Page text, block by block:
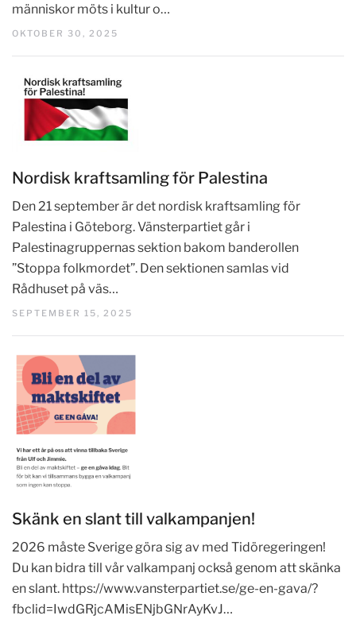
människor möts i kultur o…
OKTOBER 30, 2025
Nordisk kraftsamling för Palestina
Den 21 september är det nordisk kraftsamling för
Palestina i Göteborg. Vänsterpartiet går i
Palestinagruppernas sektion bakom banderollen
”Stoppa folkmordet”. Den sektionen samlas vid
Rådhuset på väs…
SEPTEMBER 15, 2025
Skänk en slant till valkampanjen!
2026 måste Sverige göra sig av med Tidöregeringen!
Du kan bidra till vår valkampanj också genom att skänka
en slant. https://www.vansterpartiet.se/ge-en-gava/?
fbclid=IwdGRjcAMisENjbGNrAyKvJ…